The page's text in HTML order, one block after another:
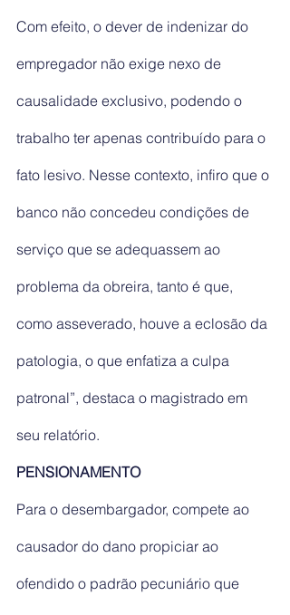
Com efeito, o dever de indenizar do
empregador não exige nexo de
causalidade exclusivo, podendo o
trabalho ter apenas contribuído para o
fato lesivo. Nesse contexto, infiro que o
banco não concedeu condições de
serviço que se adequassem ao
problema da obreira, tanto é que,
como asseverado, houve a eclosão da
patologia, o que enfatiza a culpa
patronal”, destaca o magistrado em
seu relatório.
PENSIONAMENTO
Para o desembargador, compete ao
causador do dano propiciar ao
ofendido o padrão pecuniário que